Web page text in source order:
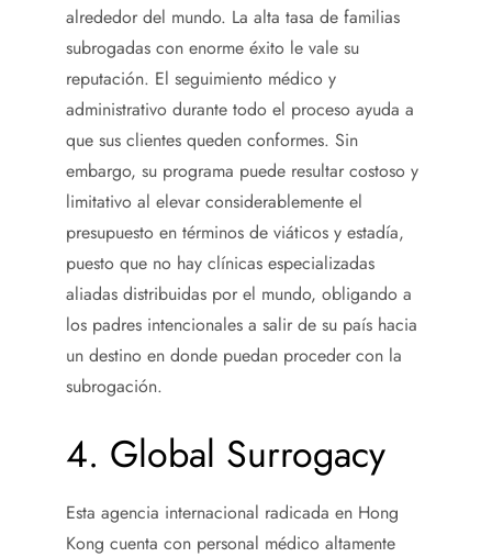
alrededor del mundo. La alta tasa de familias
subrogadas con enorme éxito le vale su
reputación. El seguimiento médico y
administrativo durante todo el proceso ayuda a
que sus clientes queden conformes. Sin
embargo, su programa puede resultar costoso y
limitativo al elevar considerablemente el
presupuesto en términos de viáticos y estadía,
puesto que no hay clínicas especializadas
aliadas distribuidas por el mundo, obligando a
los padres intencionales a salir de su país hacia
un destino en donde puedan proceder con la
subrogación.
4. Global Surrogacy
Esta agencia internacional radicada en Hong
Kong cuenta con personal médico altamente